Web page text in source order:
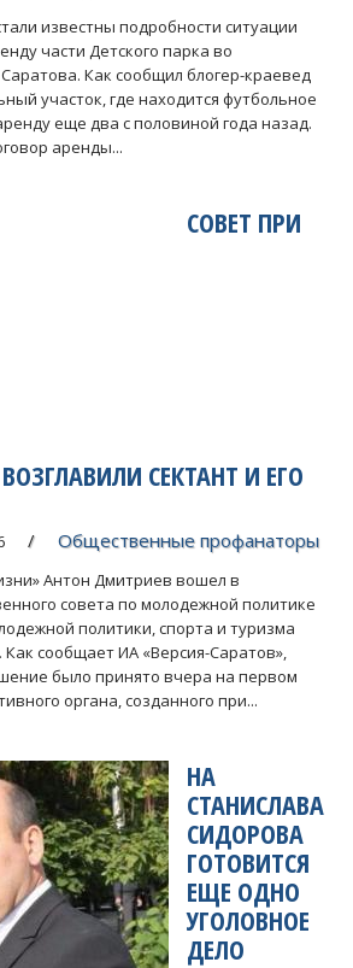
известны подробности ситуации
части Детского парка во
Как сообщил блогер-краевед
участок, где находится футбольное
еще два с половиной года назад.
аренды...
СОВЕТ ПРИ
СЕКТАНТ И ЕГО
Общественные профанаторы
Антон Дмитриев вошел в
совета по молодежной политике
политики, спорта и туризма
Как сообщает ИА «Версия-Саратов»,
было принято вчера на первом
органа, созданного при...
НА
СТАНИСЛАВА
СИДОРОВА
ГОТОВИТСЯ
ЕЩЕ ОДНО
УГОЛОВНОЕ
ДЕЛО